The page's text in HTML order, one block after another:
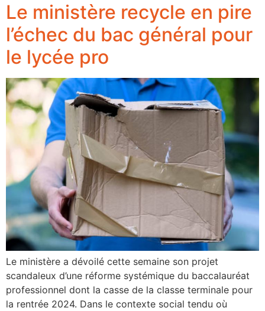
Le ministère recycle en pire
l’échec du bac général pour
le lycée pro
Le ministère a dévoilé cette semaine son projet
scandaleux d’une réforme systémique du baccalauréat
professionnel dont la casse de la classe terminale pour
la rentrée 2024. Dans le contexte social tendu où